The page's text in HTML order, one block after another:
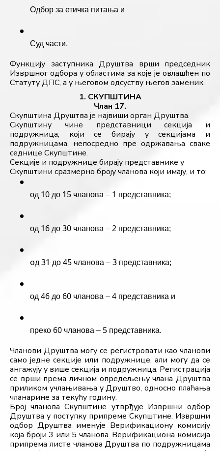
Одбор за етичка питања и
Суд части.
Функцију заступника Друштва врши председник
Извршног одбора у областима за које је овлашћен по
Статуту ДПС, а у његовом одсуству његов заменик.
1. СКУПШТИНА
Члан 17.
Скупштина Друштва је највиши орган Друштва.
Скупштину чине представници секција и
подружница, који се бирају у секцијама и
подружницама, непосредно пре одржавања сваке
седнице Скупштине.
Секције и подружнице бирају представнике у
Скупштини сразмерно броју чланова који имају, и то:
од 10 до 15 чланова – 1 представника;
од 16 до 30 чланова – 2 представника;
oд 31 до 45 чланова – 3 представника;
од 46 до 60 чланова – 4 представника и
преко 60 чланова – 5 представника.
Чланови Друштва могу се регистровати као чланови
само једне секције или подружнице, али могу да се
ангажују у више секција и подружница. Регистрација
се врши према личном опредељењу члана Друштва
приликом учлањивања у Друштво, односно плаћања
чланарине за текућу годину.
Број чланова Скупштине утврђује Извршни одбор
Друштва у поступку припреме Скупштине. Извршни
одбор Друштва именује Верификациону комисију
која броји 3 или 5 чланова. Верификациона комисија
припрема листе чланова Друштва по подружницама